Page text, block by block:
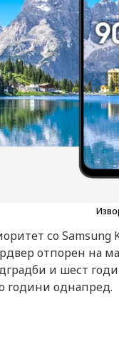
со
отпорен на
и шест
години однапред.